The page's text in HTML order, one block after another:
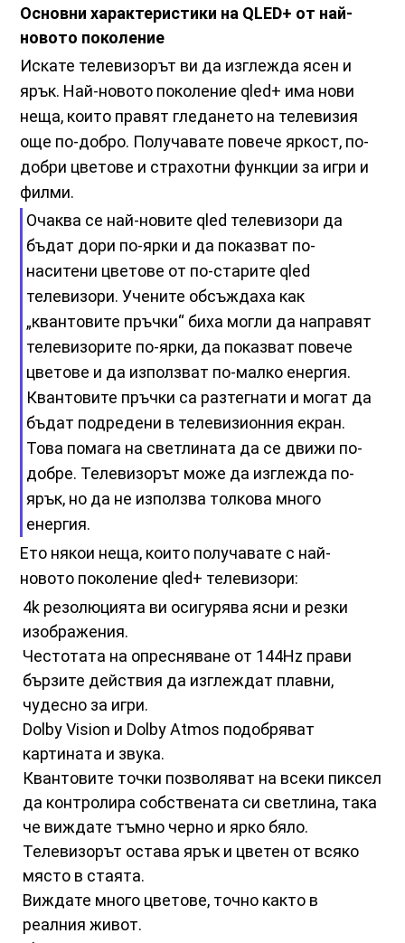
Основни характеристики на QLED+ от най-
новото поколение
Искате телевизорът ви да изглежда ясен и
ярък. Най-новото поколение qled+ има нови
неща, които правят гледането на телевизия
още по-добро. Получавате повече яркост, по-
добри цветове и страхотни функции за игри и
филми.
Очаква се най-новите qled телевизори да
бъдат дори по-ярки и да показват по-
наситени цветове от по-старите qled
телевизори. Учените обсъждаха как
„квантовите пръчки“ биха могли да направят
телевизорите по-ярки, да показват повече
цветове и да използват по-малко енергия.
Квантовите пръчки са разтегнати и могат да
бъдат подредени в телевизионния екран.
Това помага на светлината да се движи по-
добре. Телевизорът може да изглежда по-
ярък, но да не използва толкова много
енергия.
Ето някои неща, които получавате с най-
новото поколение qled+ телевизори:
4k резолюцията ви осигурява ясни и резки
изображения.
Честотата на опресняване от 144Hz прави
бързите действия да изглеждат плавни,
чудесно за игри.
Dolby Vision и Dolby Atmos подобряват
картината и звука.
Квантовите точки позволяват на всеки пиксел
да контролира собствената си светлина, така
че виждате тъмно черно и ярко бяло.
Телевизорът остава ярък и цветен от всяко
място в стаята.
Виждате много цветове, точно както в
реалния живот.